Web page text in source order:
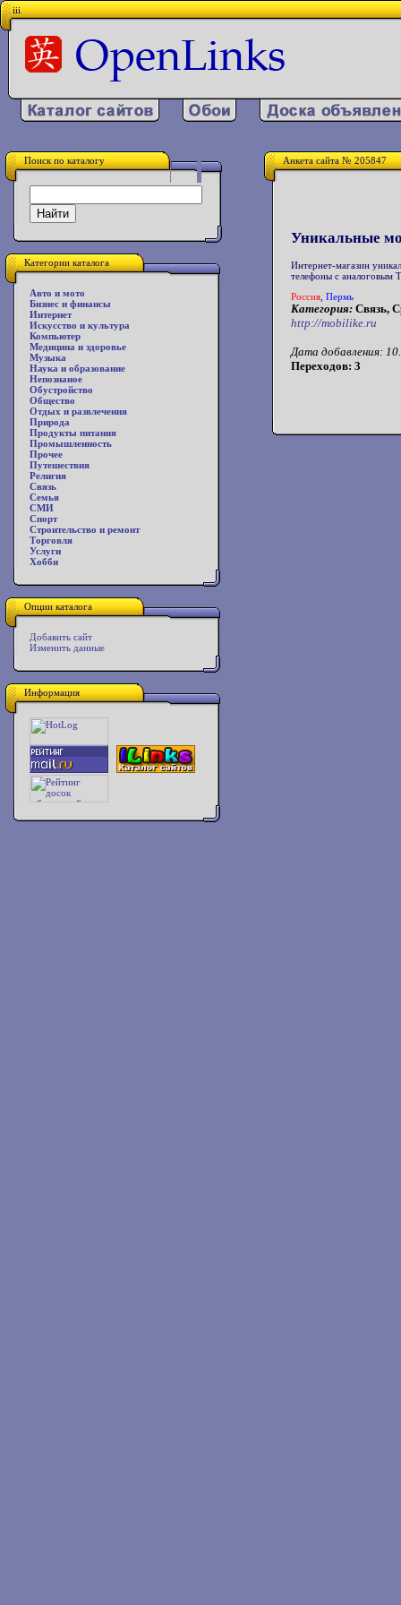
iii
Поиск по каталогу
Категории каталога
Авто и мото
Бизнес и финансы
Интернет
Искусство и культура
Компьютер
Медицина и здоровье
Музыка
Наука и образование
Непознаное
Обустройство
Общество
Отдых и развлечения
Природа
Продукты питания
Промышленность
Прочее
Путешествия
Религия
Связь
Семья
СМИ
Спорт
Строительство и ремонт
Торговля
Услуги
Хобби
Опции каталога
Добавить сайт
Изменить данные
Информация
Анкета сайта № 205847
Уникальные
Интернет-магазин
телефоны с аналоговым
Россия Пермь
Категория: Связь,
http://mobilike.ru
Дата добавления:
Переходов: 3